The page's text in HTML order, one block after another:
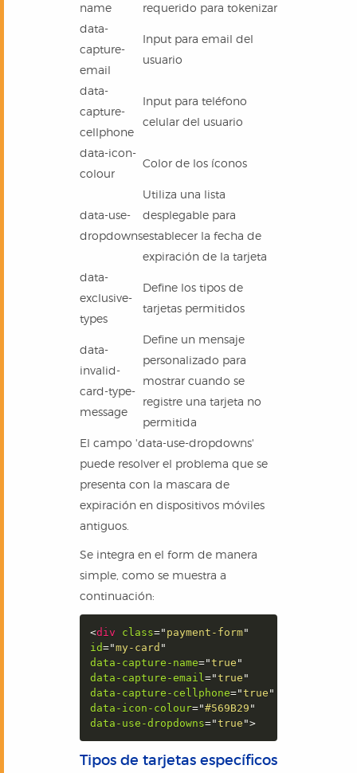
name
requerido para tokenizar
data-
capture-
email
Input para email del
usuario
data-
capture-
cellphone
Input para teléfono
celular del usuario
data-icon-
colour
Color de los íconos
data-use-
dropdowns
Utiliza una lista
desplegable para
establecer la fecha de
expiración de la tarjeta
data-
exclusive-
types
Define los tipos de
tarjetas permitidos
data-
invalid-
card-type-
message
Define un mensaje
personalizado para
mostrar cuando se
registre una tarjeta no
permitida
El campo 'data-use-dropdowns'
puede resolver el problema que se
presenta con la mascara de
expiración en dispositivos móviles
antiguos.
Se integra en el form de manera
simple, como se muestra a
continuación:
<div class=" payment-form"
id="my-card "
data-capture-name="true "
data-capture-email="true "
data-capture-cellphone="true "
data-icon-colour="#569B29 "
data-use-dropdowns="true ">
Tipos de tarjetas específicos